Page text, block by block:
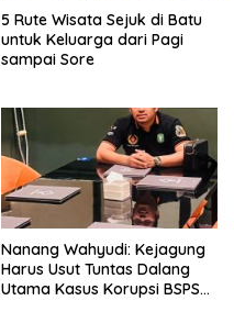
5 Rute Wisata Sejuk di Batu
untuk Keluarga dari Pagi
sampai Sore
Nanang Wahyudi: Kejagung
Harus Usut Tuntas Dalang
Utama Kasus Korupsi BSPS